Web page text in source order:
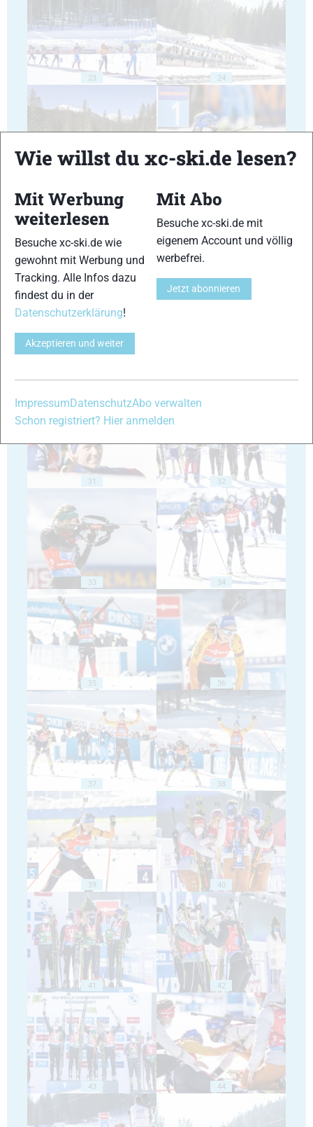
23 24
27 28
29 30
31 32
33 34
35 36
37 38
39 40
41 42
43 44
Wie willst du xc-ski.de lesen?
Mit Werbung
weiterlesen
Besuche xc-ski.de wie
gewohnt mit Werbung und
Tracking. Alle Infos dazu
findest du in der
Datenschutzerklärung!
Akzeptieren und weiter
Mit Abo
Besuche xc-ski.de mit
eigenem Account und völlig
werbefrei.
Jetzt abonnieren
ImpressumDatenschutzAbo verwalten
Schon registriert? Hier anmelden